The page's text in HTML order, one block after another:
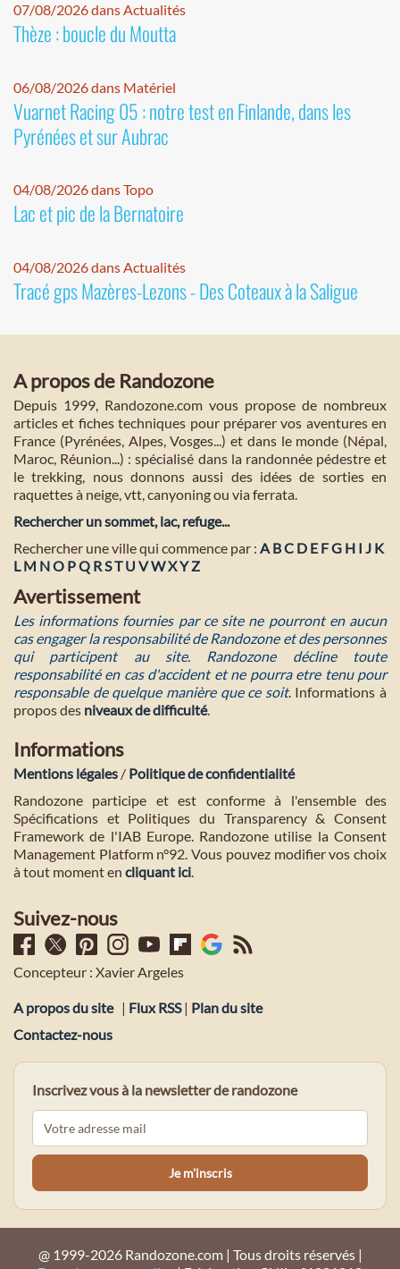
07/08/2026 dans Actualités
Thèze : boucle du Moutta
06/08/2026 dans Matériel
Vuarnet Racing 05 : notre test en Finlande, dans les
Pyrénées et sur Aubrac
04/08/2026 dans Topo
Lac et pic de la Bernatoire
04/08/2026 dans Actualités
Tracé gps Mazères-Lezons - Des Coteaux à la Saligue
A propos de Randozone
Depuis 1999, Randozone.com vous propose de nombreux
articles et fiches techniques pour préparer vos aventures en
France (Pyrénées, Alpes, Vosges...) et dans le monde (Népal,
Maroc, Réunion...) : spécialisé dans la randonnée pédestre et
le trekking, nous donnons aussi des idées de sorties en
raquettes à neige, vtt, canyoning ou via ferrata.
Rechercher un sommet, lac, refuge...
Rechercher une ville qui commence par : A BC D E FG H I J K
L M NO PQ RST U VWXYZ
Avertissement
Les informations fournies par ce site ne pourront en aucun
cas engager la responsabilité de Randozone et des personnes
qui participent au site. Randozone décline toute
responsabilité en cas d'accident et ne pourra etre tenu pour
responsable de quelque manière que ce soit. Informations à
propos des niveaux de difficulté.
Informations
Mentions légales / Politique de confidentialité
Randozone participe et est conforme à l'ensemble des
Spécifications et Politiques du Transparency & Consent
Framework de l'IAB Europe. Randozone utilise la Consent
Management Platform n°92. Vous pouvez modifier vos choix
à tout moment en cliquant ici.
Suivez-nous
Concepteur : Xavier Argeles
A propos du site | Flux RSS| Plan du site
Contactez-nous
Inscrivez vous à la newsletter de randozone
@ 1999-2026 Randozone.com | Tous droits réservés |